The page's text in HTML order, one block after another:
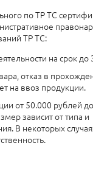
по ТР ТС
ТР ТС:
на срок до
отказ в
на ввоз продукции.
от 50.000 рублей
зависит от типа и
В некоторых